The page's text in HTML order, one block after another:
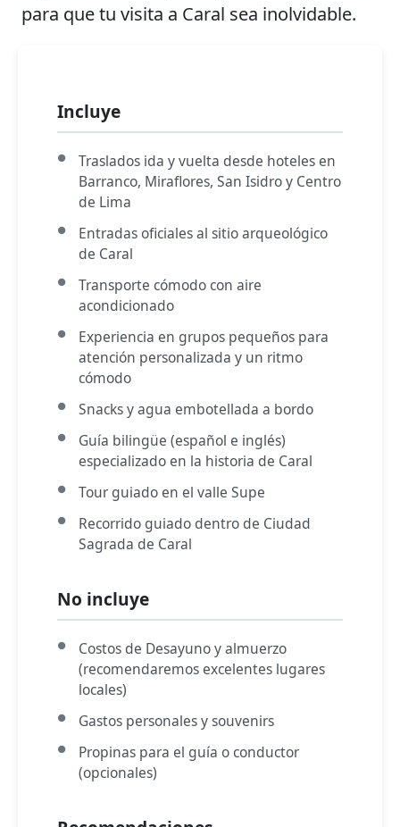
para que tu visita a Caral sea inolvidable.
Incluye
Traslados ida y vuelta desde hoteles en
Barranco, Miraflores, San Isidro y Centro
de Lima
Entradas oficiales al sitio arqueológico
de Caral
Transporte cómodo con aire
acondicionado
Experiencia en grupos pequeños para
atención personalizada y un ritmo
cómodo
Snacks y agua embotellada a bordo
Guía bilingüe (español e inglés)
especializado en la historia de Caral
Tour guiado en el valle Supe
Recorrido guiado dentro de Ciudad
Sagrada de Caral
No incluye
Costos de Desayuno y almuerzo
(recomendaremos excelentes lugares
locales)
Gastos personales y souvenirs
Propinas para el guía o conductor
(opcionales)